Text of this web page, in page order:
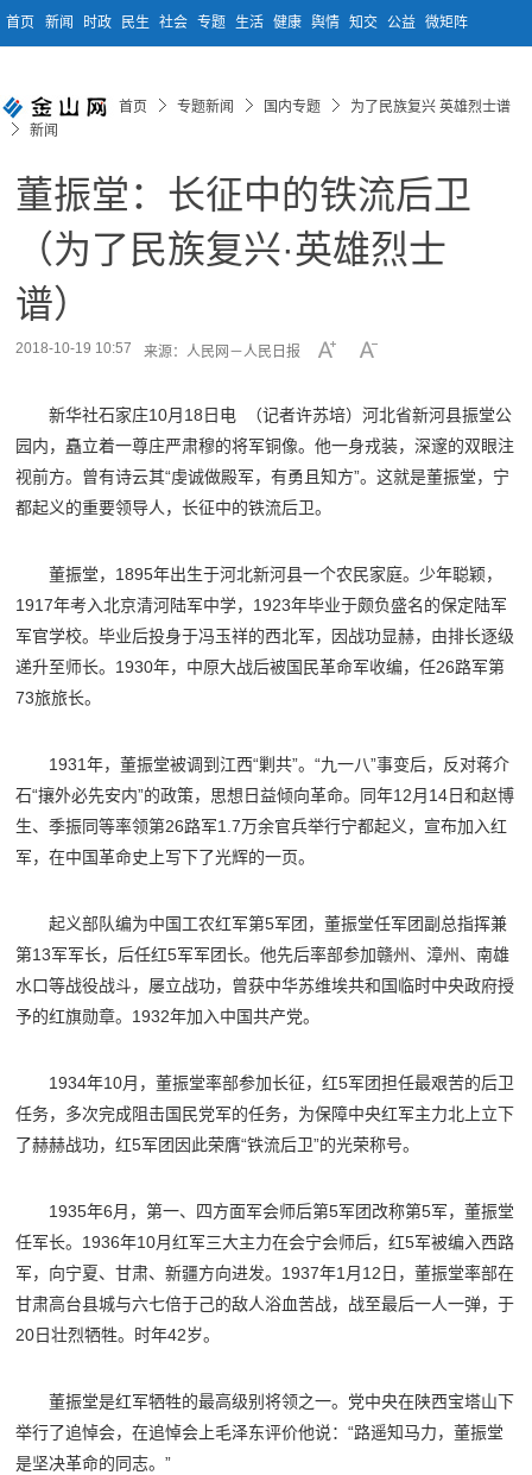
首页 新闻 时政 民生 社会 专题 生活 健康 舆情 知交 公益 微矩阵
首页 专题新闻 国内专题
为了民族复兴 英雄烈士谱
新闻
董振堂：长征中的铁流后卫
（为了民族复兴·英雄烈士
谱）
2018-10-19 10:57 来源：人民网－人民日报
新华社石家庄10月18日电 （记者许苏培）河北省新河县振堂公
园内，矗立着一尊庄严肃穆的将军铜像。他一身戎装，深邃的双眼注
视前方。曾有诗云其“虔诚做殿军，有勇且知方”。这就是董振堂，宁
都起义的重要领导人，长征中的铁流后卫。
董振堂，1895年出生于河北新河县一个农民家庭。少年聪颖，
1917年考入北京清河陆军中学，1923年毕业于颇负盛名的保定陆军
军官学校。毕业后投身于冯玉祥的西北军，因战功显赫，由排长逐级
递升至师长。1930年，中原大战后被国民革命军收编，任26路军第
73旅旅长。
1931年，董振堂被调到江西“剿共”。“九一八”事变后，反对蒋介
石“攘外必先安内”的政策，思想日益倾向革命。同年12月14日和赵博
生、季振同等率领第26路军1.7万余官兵举行宁都起义，宣布加入红
军，在中国革命史上写下了光辉的一页。
起义部队编为中国工农红军第5军团，董振堂任军团副总指挥兼
第13军军长，后任红5军军团长。他先后率部参加赣州、漳州、南雄
水口等战役战斗，屡立战功，曾获中华苏维埃共和国临时中央政府授
予的红旗勋章。1932年加入中国共产党。
1934年10月，董振堂率部参加长征，红5军团担任最艰苦的后卫
任务，多次完成阻击国民党军的任务，为保障中央红军主力北上立下
了赫赫战功，红5军团因此荣膺“铁流后卫”的光荣称号。
1935年6月，第一、四方面军会师后第5军团改称第5军，董振堂
任军长。1936年10月红军三大主力在会宁会师后，红5军被编入西路
军，向宁夏、甘肃、新疆方向进发。1937年1月12日，董振堂率部在
甘肃高台县城与六七倍于己的敌人浴血苦战，战至最后一人一弹，于
20日壮烈牺牲。时年42岁。
董振堂是红军牺牲的最高级别将领之一。党中央在陕西宝塔山下
举行了追悼会，在追悼会上毛泽东评价他说：“路遥知马力，董振堂
是坚决革命的同志。”